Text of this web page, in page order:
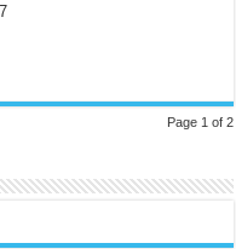
Page 1 of 2